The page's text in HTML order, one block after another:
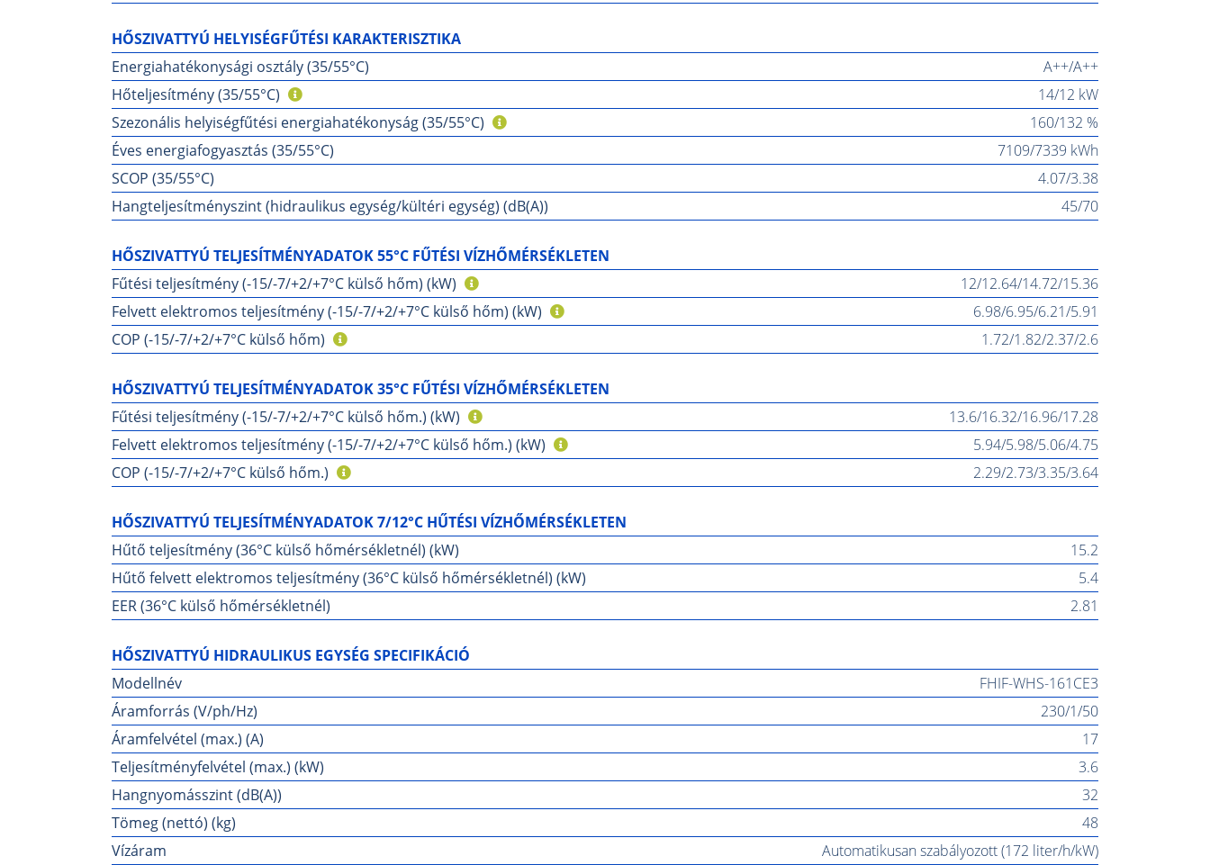
HŐSZIVATTYÚ HELYISÉGFŰTÉSI KARAKTERISZTIKA
Energiahatékonysági osztály (35/55°C)
A++/A++
Hőteljesítmény (35/55°C)
14/12 kW
Szezonális helyiségfűtési energiahatékonyság (35/55°C)
160/132 %
Éves energiafogyasztás (35/55°C)
7109/7339 kWh
SCOP (35/55°C)
4.07/3.38
Hangteljesítményszint (hidraulikus egység/kültéri egység) (dB(A))
45/70
HŐSZIVATTYÚ TELJESÍTMÉNYADATOK 55°C FŰTÉSI VÍZHŐMÉRSÉKLETEN
Fűtési teljesítmény (-15/-7/+2/+7°C külső hőm) (kW)
12/12.64/14.72/15.36
Felvett elektromos teljesítmény (-15/-7/+2/+7°C külső hőm) (kW)
6.98/6.95/6.21/5.91
COP (-15/-7/+2/+7°C külső hőm)
1.72/1.82/2.37/2.6
HŐSZIVATTYÚ TELJESÍTMÉNYADATOK 35°C FŰTÉSI VÍZHŐMÉRSÉKLETEN
Fűtési teljesítmény (-15/-7/+2/+7°C külső hőm.) (kW)
13.6/16.32/16.96/17.28
Felvett elektromos teljesítmény (-15/-7/+2/+7°C külső hőm.) (kW)
5.94/5.98/5.06/4.75
COP (-15/-7/+2/+7°C külső hőm.)
2.29/2.73/3.35/3.64
HŐSZIVATTYÚ TELJESÍTMÉNYADATOK 7/12°C HŰTÉSI VÍZHŐMÉRSÉKLETEN
Hűtő teljesítmény (36°C külső hőmérsékletnél) (kW)
15.2
Hűtő felvett elektromos teljesítmény (36°C külső hőmérsékletnél) (kW)
5.4
EER (36°C külső hőmérsékletnél)
2.81
HŐSZIVATTYÚ HIDRAULIKUS EGYSÉG SPECIFIKÁCIÓ
Modellnév
FHIF-WHS-161CE3
Áramforrás (V/ph/Hz)
230/1/50
Áramfelvétel (max.) (A)
17
Teljesítményfelvétel (max.) (kW)
3.6
Hangnyomásszint (dB(A))
32
Tömeg (nettó) (kg)
48
Vízáram
Automatikusan szabályozott (172 liter/h/kW)